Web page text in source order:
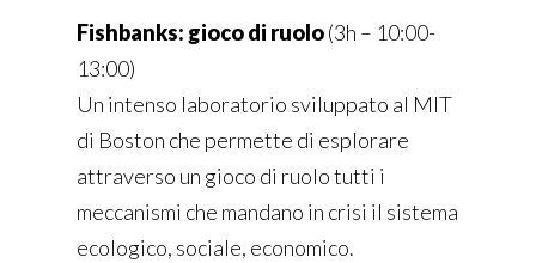
Fishbanks: gioco di ruolo(3h – 10:00-
13:00)
Un intenso laboratorio sviluppato al MIT
di Boston che permette di esplorare
attraverso un gioco di ruolo tutti i
meccanismi che mandano in crisi il sistema
ecologico, sociale, economico.